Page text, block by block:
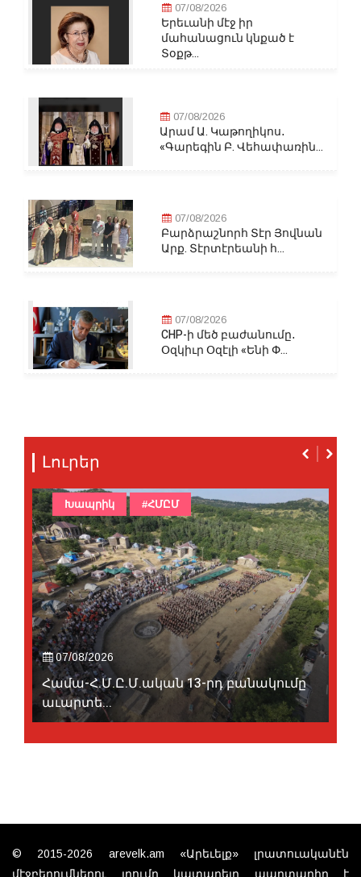
07/08/2026
Երեւանի մէջ իր
մահանացուն կնքած է
Տօքթ...
07/08/2026
Արամ Ա. Կաթողիկոս․
«Գարեգին Բ. Վեհափառին...
07/08/2026
Բարձրաշնորհ Տէր Յովնան
Արք. Տէրտէրեանի հ...
07/08/2026
CHP-ի մեծ բաժանումը․
Օզկիւր Օզէլի «Ենի Փ...
Լուրեր
07/08/2026
Համա-Հ.Մ.Ը.Մ.ական 13-րդ բանակումը
աւարտե...
Խապրիկ #ՀՄԸՄ
© 2015-2026 arevelk.am «Արեւելք» լրատուականէն
մէջբերումներու յղումը կատարելը պարտադիր է